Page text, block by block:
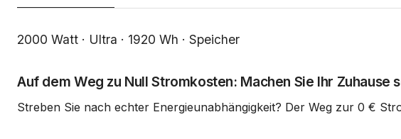
Beschreibung
2000 Watt · Ultra · 1920 Wh · Speicher
Auf dem Weg zu Null Stromkosten: Machen Sie Ihr Zuhause
Streben Sie nach echter Energieunabhängigkeit? Der Weg zur 0 €